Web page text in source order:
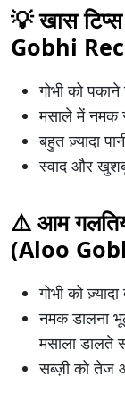
💡 खास
Gobhi
गोभी को
मसाले में नमक
बहुत ज़्यादा
स्वाद और
⚠️ आम
(Aloo
गोभी को
नमक डालना
मसाला डालते
सब्ज़ी को तेज